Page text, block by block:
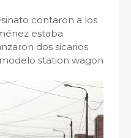
contaron a los
estaba
dos sicarios
station wagon